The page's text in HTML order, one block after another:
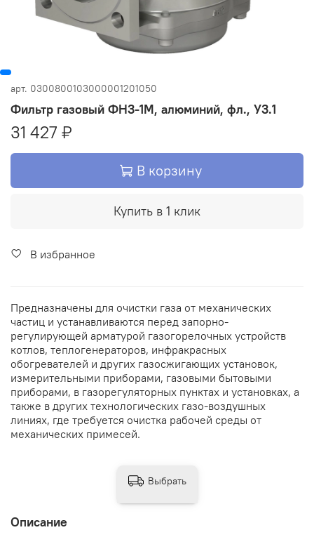
арт. 0300800103000001201050
Фильтр газовый ФН3-1М, алюминий, фл., У3.1
31 427 ₽
В корзину
Купить в 1 клик
В избранное
Предназначены для очистки газа от механических
частиц и устанавливаются перед запорно-
регулирующей арматурой газогорелочных устройств
котлов, теплогенераторов, инфракрасных
обогревателей и других газосжигающих установок,
измерительными приборами, газовыми бытовыми
приборами, в газорегуляторных пунктах и установках, а
также в других технологических газо-воздушных
линиях, где требуется очистка рабочей среды от
механических примесей.
Описание
Выбрать